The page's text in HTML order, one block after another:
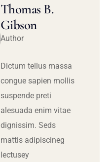
Thomas B.
Gibson
Author
Dictum tellus massa
congue sapien mollis
suspende preti
alesuada enim vitae
dignissim. Seds
mattis adipiscineg
lectusey